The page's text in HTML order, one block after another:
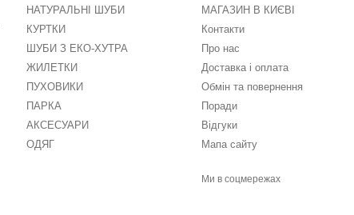
НАТУРАЛЬНІ ШУБИ
КУРТКИ
ШУБИ З ЕКО-ХУТРА
ЖИЛЕТКИ
ПУХОВИКИ
ПАРКА
АКСЕСУАРИ
ОДЯГ
МАГАЗИН В КИЄВІ
Контакти
Про нас
Доставка і оплата
Обмін та повернення
Поради
Відгуки
Мапа сайту
Ми в соцмережах